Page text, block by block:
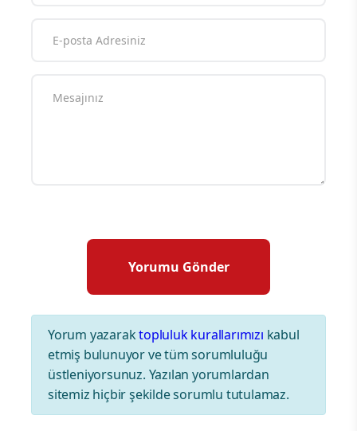
Yorum yazaraktopluluk kurallarımızı kabul
etmiş bulunuyor ve tüm sorumluluğu
üstleniyorsunuz. Yazılan yorumlardan
sitemiz hiçbir şekilde sorumlu tutulamaz.